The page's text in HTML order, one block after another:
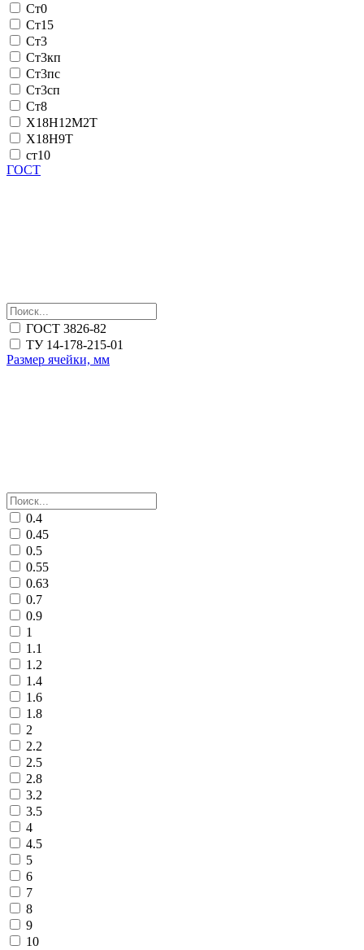
Ст0
Ст15
Ст3
Ст3кп
Ст3пс
Ст3сп
Ст8
Х18Н12М2Т
Х18Н9Т
ст10
ГОСТ
ГОСТ 3826-82
ТУ 14-178-215-01
Размер ячейки, мм
0.4
0.45
0.5
0.55
0.63
0.7
0.9
1
1.1
1.2
1.4
1.6
1.8
2
2.2
2.5
2.8
3.2
3.5
4
4.5
5
6
7
8
9
10